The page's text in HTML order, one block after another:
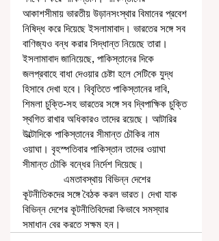
আকাশসীমায় ভারতীয় উড়ানসংস্থার বিমানের প্রবেশ
নিষিদ্ধ করে দিয়েছে ইসলামাবাদ। ভারতের সঙ্গে সব
বাণিজ্যও বন্ধ করার সিদ্ধান্ত নিয়েছে তারা।
ইসলামাবাদ জানিয়েছে, পাকিস্তানের দিকে
জলপ্রবাহে বাধা দেওয়ার চেষ্টা হলে সেটিকে যুদ্ধ
হিসাবে দেখা হবে। বিবৃতিতে পাকিস্তানের দাবি,
শিমলা চুক্তি-সহ ভারতের সঙ্গে সব দ্বিপাক্ষিক চুক্তি
স্থগিত রাখার অধিকারও তাদের রয়েছে। আটারির
উল্টোদিকে পাকিস্তানের সীমান্ত চৌকির নাম
ওয়াঘা। বৃহস্পতিবার পাকিস্তান তাদের ওয়াঘা
সীমান্ত চৌকি বন্ধের নির্দেশ দিয়েছে।
কূটনীতিকদের সঙ্গে বৈঠক করল ভারত। দেখা যাক
বিভিন্ন দেশের কূটনীতিবিদেরা কিভাবে সমস্যার
সমাধান বের করতে সক্ষম হন।